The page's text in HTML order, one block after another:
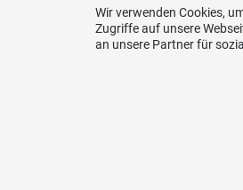
Wir verwenden Cookies,
Zugriffe auf unsere
an unsere Partner für